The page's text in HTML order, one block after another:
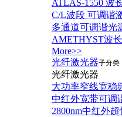
ATLAS-1550 波
C/L波段 可调谐
多通道可调谐光
AMETHYST波
More>>
光纤激光器子分类
光纤激光器
大功率窄线宽稳
中红外宽带可调
2800nm中红外